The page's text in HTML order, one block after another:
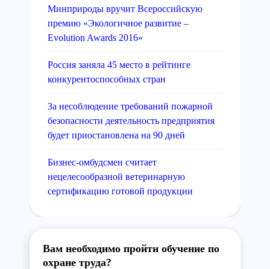
Минприроды вручит Всероссийскую
премию «Экологичное развитие –
Evolution Awards 2016»
Россия заняла 45 место в рейтинге
конкурентоспособных стран
За несоблюдение требований пожарной
безопасности деятельность предприятия
будет приостановлена на 90 дней
Бизнес-омбудсмен считает
нецелесообразной ветеринарную
сертификацию готовой продукции
Вам необходимо пройти обучение по
охране труда?